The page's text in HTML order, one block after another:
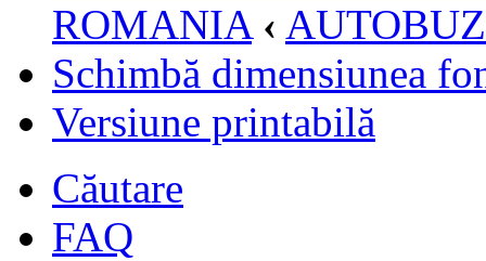
ROMANIA ‹
Schimbă dimensiunea
Versiune printabilă
Căutare
FAQ